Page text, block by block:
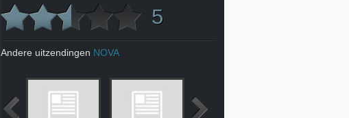
5
Andere uitzendingen NOVA